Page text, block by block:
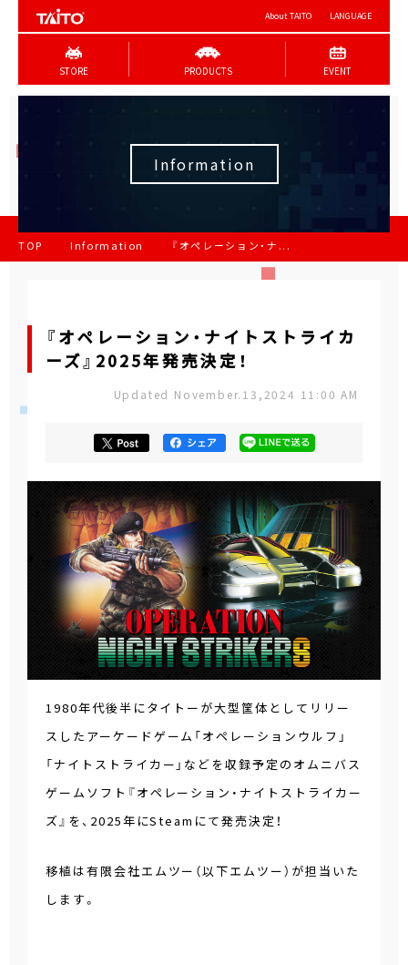
About TAITO LANGUAGE
STORE PRODUCTS EVENT
Information
TOP Information 『オペレーション・ナ...
『オペレーション・ナイトストライカ
ーズ』2025年発売決定！
Updated November.13,2024 11:00 AM
1980年代後半にタイトーが大型筐体としてリリー
スしたアーケードゲーム「オペレーションウルフ」
「ナイトストライカー」などを収録予定のオムニバス
ゲームソフト『オペレーション・ナイトストライカー
ズ』を、2025年にSteamにて発売決定！
移植は有限会社エムツー（以下エムツー）が担当いた
します。